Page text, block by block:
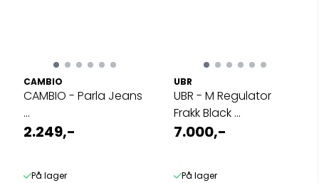
CAMBIO
CAMBIO - Parla Jeans
...
2.249,-
På lager
UBR
UBR - M Regulator
Frakk Black ...
7.000,-
På lager